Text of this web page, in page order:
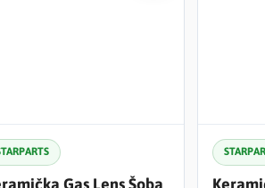
Gas Lens Šoba